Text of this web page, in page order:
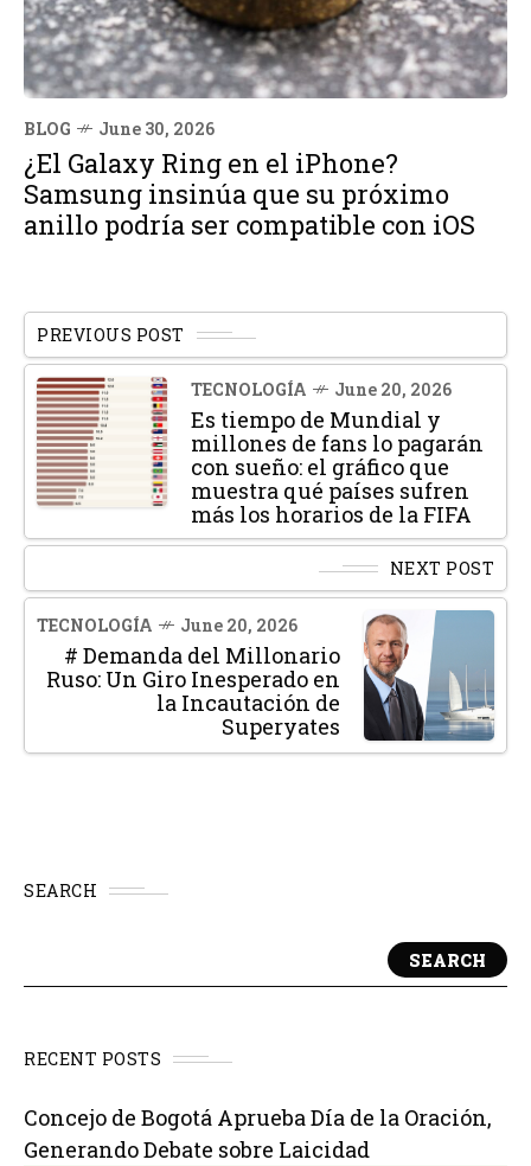
BLOG June 30, 2026
¿El Galaxy Ring en el iPhone?
Samsung insinúa que su próximo
anillo podría ser compatible con iOS
PREVIOUS POST
TECNOLOGÍA June 20, 2026
Es tiempo de Mundial y
millones de fans lo pagarán
con sueño: el gráfico que
muestra qué países sufren
más los horarios de la FIFA
NEXT POST
TECNOLOGÍA June 20, 2026
# Demanda del Millonario
Ruso: Un Giro Inesperado en
la Incautación de
Superyates
SEARCH
SEARCH
RECENT POSTS
Concejo de Bogotá Aprueba Día de la Oración,
Generando Debate sobre Laicidad